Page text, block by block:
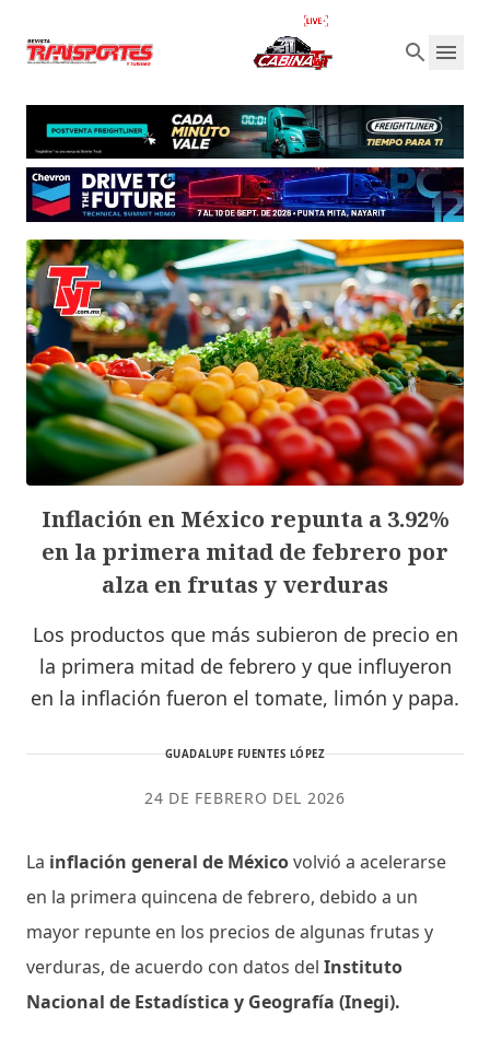
Inflación en México repunta a 3.92%
en la primera mitad de febrero por
alza en frutas y verduras
Los productos que más subieron de precio en
la primera mitad de febrero y que influyeron
en la inflación fueron el tomate, limón y papa.
GUADALUPE FUENTES LÓPEZ
24 DE FEBRERO DEL 2026
La inflación general de Méxicovolvió a acelerarse
en la primera quincena de febrero, debido a un
mayor repunte en los precios de algunas frutas y
verduras, de acuerdo con datos del Instituto
Nacional de Estadística y Geografía (Inegi).